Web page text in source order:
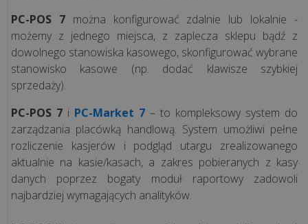
Mała
restauracja
Systemy
gastronomii
Rodzaje
gastronomii
PC-POS 7można konfigurować zdalnie lub lokalnie -
możemy z jednego miejsca, z zaplecza sklepu bądź z
dowolnego stanowiska kasowego, skonfigurować wybrane
stanowisko kasowe (np. dodać klawisze szybkiej
sprzedaży).
PC-POS 7 i PC-Market 7 – to kompleksowy system do
zarządzania placówką handlową. System umożliwi pełne
rozliczenie kasjerów i podgląd utargu zrealizowanego
aktualnie na kasie/kasach, a zakres pobieranych z kasy
danych poprzez bogaty moduł raportowy zadowoli
najbardziej wymagających analityków.